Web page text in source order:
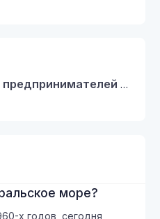
Требуется директор филиала палаты предпринимателей Кербулакского района
море?
х годов, сегодня